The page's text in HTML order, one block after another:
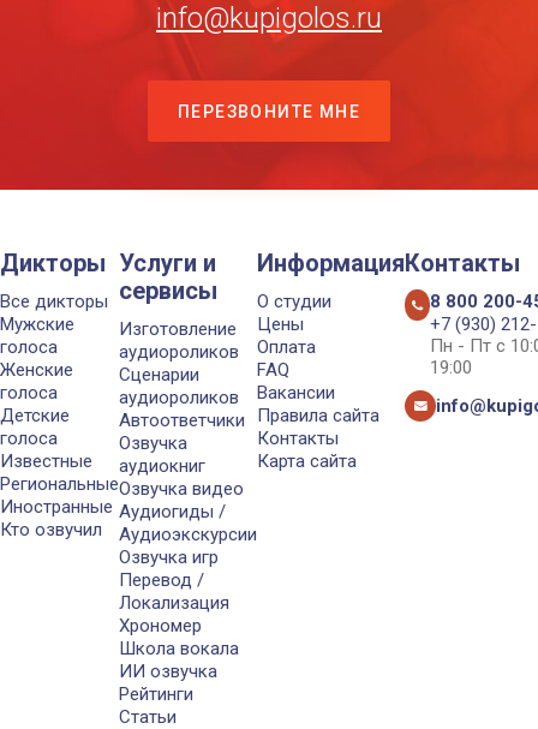
info@kupigolos.ru
ПЕРЕЗВОНИТЕ МНЕ
Дикторы
Все дикторы
Мужские
голоса
Женские
голоса
Детские
голоса
Известные
Региональные
Иностранные
Кто озвучил
Услуги и
сервисы
Изготовление
аудиороликов
Сценарии
аудиороликов
Автоответчики
Озвучка
аудиокниг
Озвучка видео
Аудиогиды /
Аудиоэкскурсии
Озвучка игр
Перевод /
Локализация
Хрономер
Школа вокала
ИИ озвучка
Рейтинги
Статьи
Информация
О студии
Цены
Оплата
FAQ
Вакансии
Правила сайта
Контакты
Карта сайта
Контакты
8 800 200-
+7 (930)
Пн - Пт с
19:00